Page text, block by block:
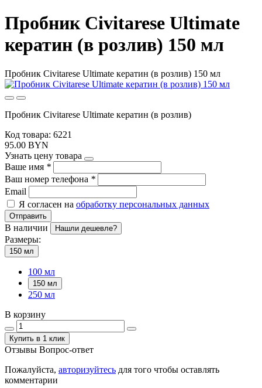
Пробник Civitarese Ultimate
кератин (в розлив) 150 мл
Пробник Civitarese Ultimate кератин (в розлив) 150 мл
Пробник Civitarese Ultimate кератин (в розлив)
Код товара: 6221
95.00 BYN
Узнать цену товара
Ваше имя *
Ваш номер телефона *
Email
Я согласен на обработку персональных данных
Отправить
В наличии Нашли дешевле?
Размеры:
150 мл
100 мл
150 мл
250 мл
В корзину
Купить в 1 клик
Отзывы Вопрос-ответ
Пожалуйста, авторизуйтесь для того чтобы оставлять
комментарии